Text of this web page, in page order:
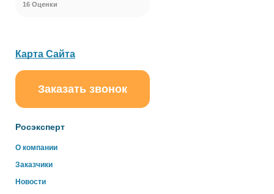
16 Оценки
Росэксперт
О компании
Заказчики
Новости
Карта Сайта
Заказать звонок
online
Здравствуйте!
Свяжитесь с нами через WhatsApp нажав на кнопку